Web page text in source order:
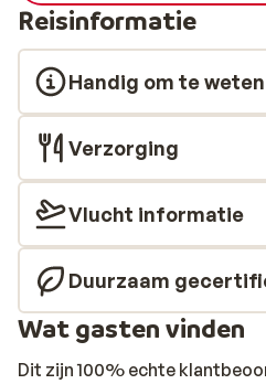
Reisinformatie
Handig om te weten
Verzorging
Vlucht informatie
Duurzaam
Wat gasten vinden
Dit zijn 100% echte